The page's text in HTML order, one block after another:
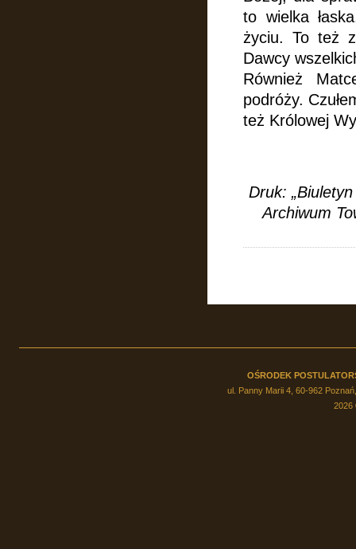
to wielka
życiu. To też
Dawcy
Również
podróży.
też Królowej
Druk:
Archiwum
OŚRODEK
ul. Panny Marii 4, 60-962
2026